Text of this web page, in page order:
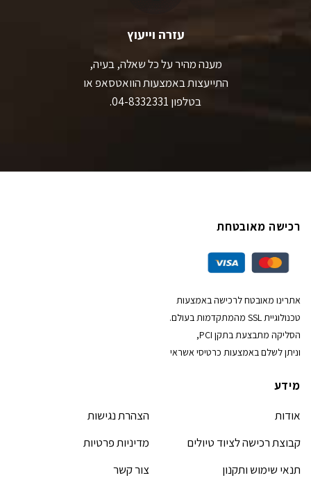
עזרה וייעוץ
מענה מהיר על כל שאלה, בעיה,
התייעצות באמצעות הוואטסאפ או
בטלפון 04-8332331.
רכישה מאובטחת
אתרינו מאובטח לרכישה באמצעות
טכנולוגיית SSL מהמתקדמות בעולם.
הסליקה מתבצעת בתקן PCI,
וניתן לשלם באמצעות כרטיסי אשראי
מידע
אודות
קבוצת רכישה לציוד טיולים
תנאי שימוש ותקנון
הצהרת נגישות
מדיניות פרטיות
צור קשר